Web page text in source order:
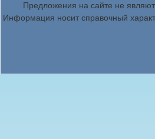
Предложения на сайте не
Информация носит справочный